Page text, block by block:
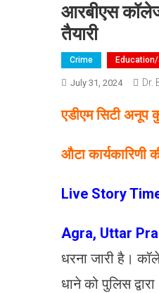
आरबीएस
तैयारी
Crime
July 31, 2024 Dr.
एडीएम सिटी अनूप
औटा कार्यकारिणी
Live Story
Agra, Uttar
धरना जारी है।
धाने को पुलिस